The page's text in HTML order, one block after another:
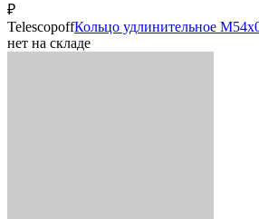
₽
TelescopoffКольцо удлинительное
нет на складе